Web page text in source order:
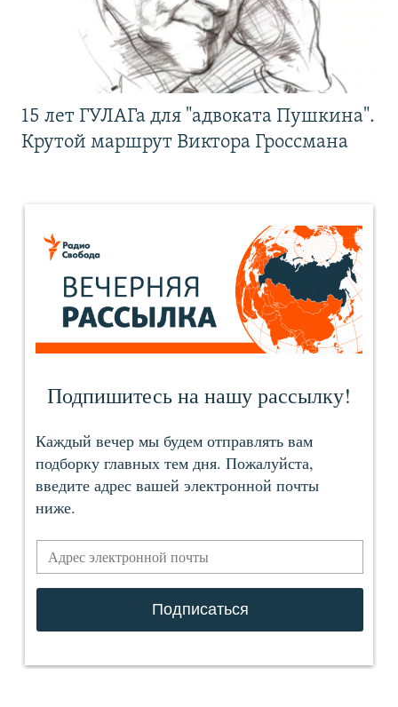
15 лет ГУЛАГа для "адвоката Пушкина".
Крутой маршрут Виктора Гроссмана